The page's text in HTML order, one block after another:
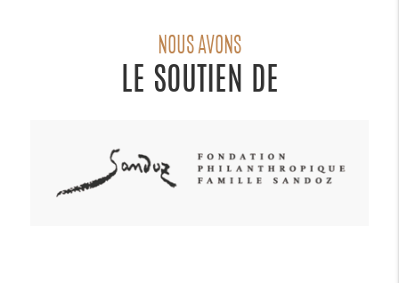
NOUS AVONS
LE SOUTIEN DE